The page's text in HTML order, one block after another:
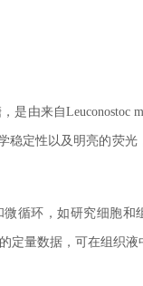
由来自Leuconostoc
定性以及明亮的荧光
微循环，如研究细胞
量数据，可在组织